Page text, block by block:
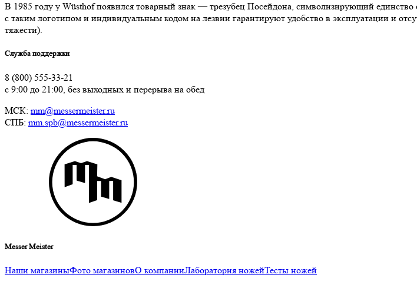
В 1985 году у Wüsthof появился товарный знак — трезубец Посейдона, символизирующий
с таким логотипом и индивидуальным кодом на лезвии гарантируют удобство в эксплуатации и
тяжести).
Служба поддержки
8 (800) 555-33-21
с 9:00 до 21:00, без выходных и перерыва на обед
МСК: mm@messermeister.ru
СПБ: mm.spb@messermeister.ru
Messer Meister
Наши магазиныФото магазиновО компанииЛаборатория ножейТесты ножей